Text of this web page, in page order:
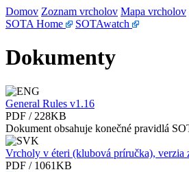
Domov Zoznam vrcholov Mapa vrcholov
SOTA Home
SOTAwatch
Dokumenty
General Rules v1.16
PDF / 228KB
Dokument obsahuje konečné pravidlá
Vrcholy v éteri (klubová príručka), verzia
PDF / 1061KB